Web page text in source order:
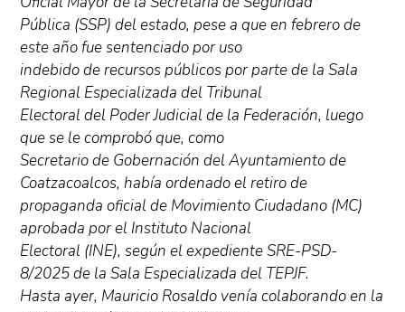
Pública (SSP) del estado, pese a que en febrero de
este año fue sentenciado por uso
indebido de recursos públicos por parte de la Sala
Regional Especializada del Tribunal
Electoral del Poder Judicial de la Federación, luego
que se le comprobó que, como
Secretario de Gobernación del Ayuntamiento de
Coatzacoalcos, había ordenado el retiro de
propaganda oficial de Movimiento Ciudadano (MC)
aprobada por el Instituto Nacional
Electoral (INE), según el expediente SRE-PSD-
8/2025 de la Sala Especializada del TEPJF.
Hasta ayer, Mauricio Rosaldo venía colaborando en la